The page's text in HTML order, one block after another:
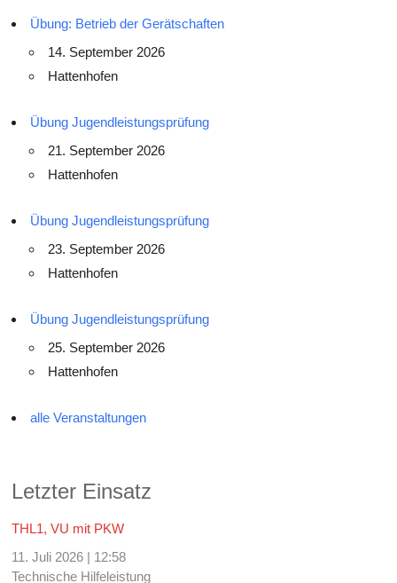
Übung: Betrieb der Gerätschaften
14. September 2026
Hattenhofen
Übung Jugendleistungsprüfung
21. September 2026
Hattenhofen
Übung Jugendleistungsprüfung
23. September 2026
Hattenhofen
Übung Jugendleistungsprüfung
25. September 2026
Hattenhofen
alle Veranstaltungen
Letzter Einsatz
THL1, VU mit PKW
11. Juli 2026 | 12:58
Technische Hilfeleistung